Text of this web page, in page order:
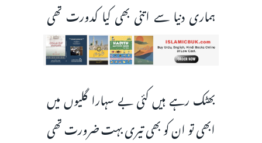
ہماری دنیا سے اتنی بھی کیا کدورت تھی
بھٹک رہے ہیں کئی بے سہارا گلیوں میں
ابھی تو ان کو بھی تیری بہت ضرورت تھی